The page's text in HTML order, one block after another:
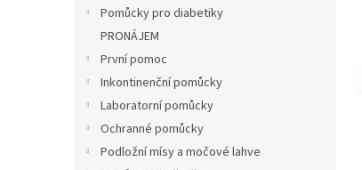
Pomůcky pro diabetiky
PRONÁJEM
První pomoc
Inkontinenční pomůcky
Laboratorní pomůcky
Ochranné pomůcky
Podložní mísy a močové lahve